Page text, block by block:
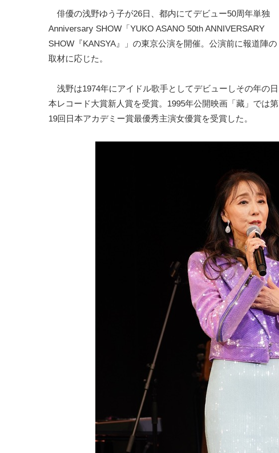
俳優の浅野ゆう子が26日、都内にてデビュー50周年単独
Anniversary SHOW「YUKO ASANO 50th ANNIVERSARY
SHOW『KANSYA』」の東京公演を開催。公演前に報道陣の
取材に応じた。
浅野は1974年にアイドル歌手としてデビューしその年の日
本レコード大賞新人賞を受賞。1995年公開映画「藏」では第
19回日本アカデミー賞最優秀主演女優賞を受賞した。